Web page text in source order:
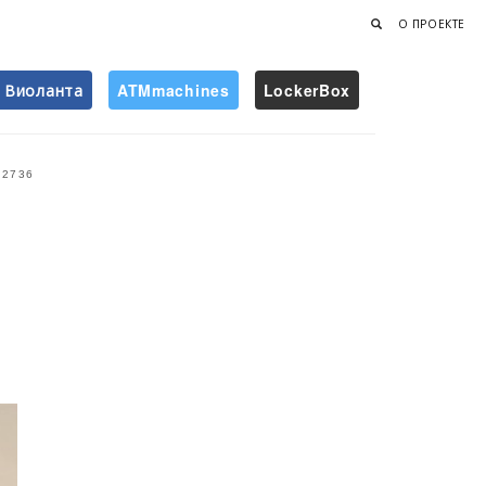
О ПРОЕКТЕ
Виоланта ATMmachines LockerBox
2736